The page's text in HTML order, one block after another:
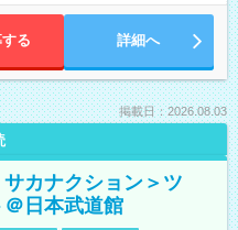
る 詳細へ
掲載日：2026.08.03
カナクション＞ツ
日本武道館